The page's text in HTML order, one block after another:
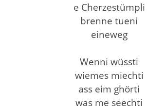
e Cherzestümpli
brenne tueni
eineweg
Wenni wüssti
wiemes miechti
ass eim ghörti
was me seechti